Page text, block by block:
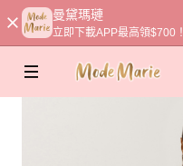
曼黛瑪璉
立即下載APP最高領$700！